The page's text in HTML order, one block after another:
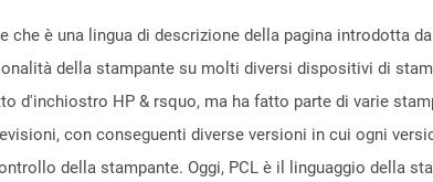
che è una lingua di descrizione della pagina introdotta
della stampante su molti diversi dispositivi di
d'inchiostro HP & rsquo, ma ha fatto parte di varie
con conseguenti diverse versioni in cui ogni
della stampante. Oggi, PCL è il linguaggio della